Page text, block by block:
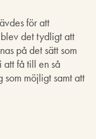
för att
det tydligt att
på det sätt som
få till en så
som möjligt samt att